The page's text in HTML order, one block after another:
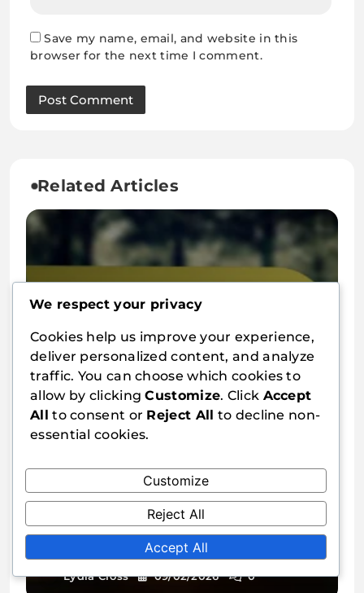
Save my name, email, and website in this
browser for the next time I comment.
Related Articles
håndtak: Allsidighet,
Brukervennlighet, Nøytral grep
Lydia Cross 10/02/2026 0
Firkantet Håndtak
Bordtennisracket: Stabilitet,
Kontroll, Unik følelse
Lydia Cross 09/02/2026 0
We respect your privacy
Cookies help us improve your experience,
deliver personalized content, and analyze
traffic. You can choose which cookies to
allow by clickingCustomize. Click Accept
All to consent or Reject All to decline non-
essential cookies.
Customize
Reject All
Accept All